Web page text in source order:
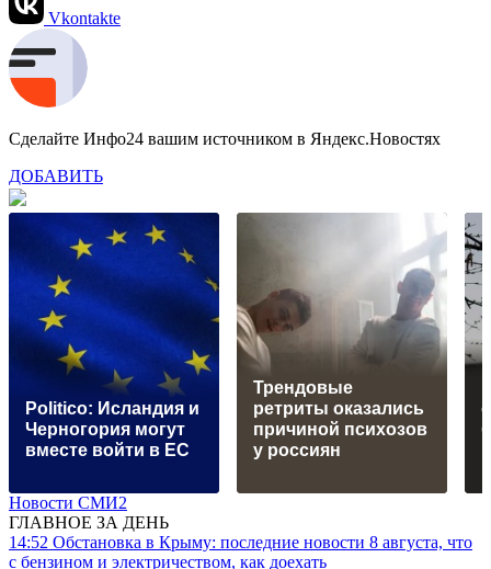
Vkontakte
Сделайте Инфо24 вашим источником в Яндекс.Новостях
ДОБАВИТЬ
Politico: Исландия и
Черногория могут
вместе войти в ЕС
Трендовые
ретриты оказались
причиной психозов
у россиян
Новости СМИ2
ГЛАВНОЕ ЗА ДЕНЬ
14:52 Обстановка в Крыму: последние новости 8 августа, что
с бензином и электричеством, как доехать